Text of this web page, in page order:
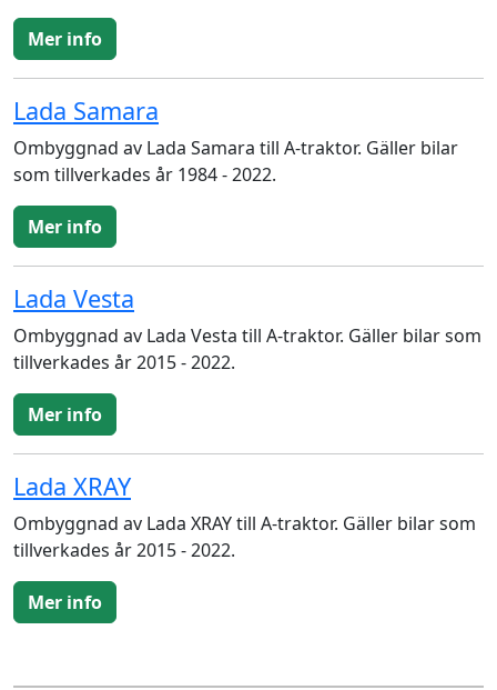
Mer info
Lada Samara
Ombyggnad av Lada Samara till A-traktor. Gäller bilar
som tillverkades år 1984 - 2022.
Mer info
Lada Vesta
Ombyggnad av Lada Vesta till A-traktor. Gäller bilar som
tillverkades år 2015 - 2022.
Mer info
Lada XRAY
Ombyggnad av Lada XRAY till A-traktor. Gäller bilar som
tillverkades år 2015 - 2022.
Mer info